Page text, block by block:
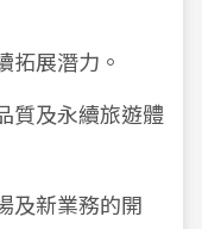
拓展潛力。
質及永續旅遊體
及新業務的開